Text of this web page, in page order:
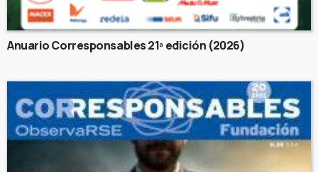
Anuario Corresponsables 21ª edición (2026)